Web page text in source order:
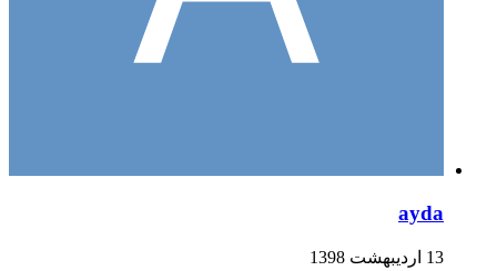
ayda
13 اردیبهشت 1398